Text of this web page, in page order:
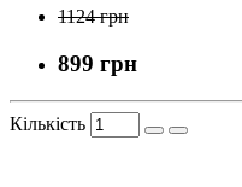
1124 грн
899 грн
Кількість